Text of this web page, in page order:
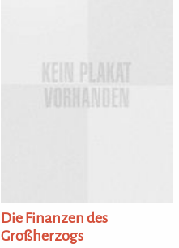
Die Finanzen des
Großherzogs